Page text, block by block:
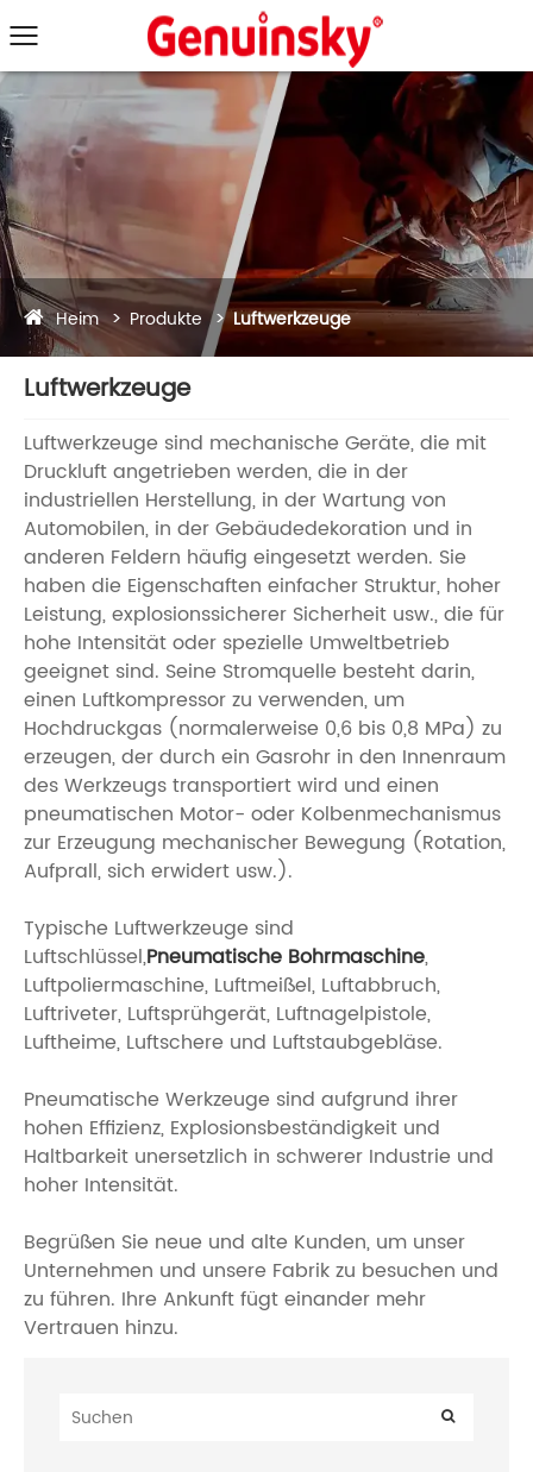
Heim Produkte Luftwerkzeuge
Luftwerkzeuge
Luftwerkzeuge sind mechanische Geräte, die mit
Druckluft angetrieben werden, die in der
industriellen Herstellung, in der Wartung von
Automobilen, in der Gebäudedekoration und in
anderen Feldern häufig eingesetzt werden. Sie
haben die Eigenschaften einfacher Struktur, hoher
Leistung, explosionssicherer Sicherheit usw., die für
hohe Intensität oder spezielle Umweltbetrieb
geeignet sind. Seine Stromquelle besteht darin,
einen Luftkompressor zu verwenden, um
Hochdruckgas (normalerweise 0,6 bis 0,8 MPa) zu
erzeugen, der durch ein Gasrohr in den Innenraum
des Werkzeugs transportiert wird und einen
pneumatischen Motor- oder Kolbenmechanismus
zur Erzeugung mechanischer Bewegung (Rotation,
Aufprall, sich erwidert usw.).
Typische Luftwerkzeuge sind
Luftschlüssel,Pneumatische Bohrmaschine,
Luftpoliermaschine, Luftmeißel, Luftabbruch,
Luftriveter, Luftsprühgerät, Luftnagelpistole,
Luftheime, Luftschere und Luftstaubgebläse.
Pneumatische Werkzeuge sind aufgrund ihrer
hohen Effizienz, Explosionsbeständigkeit und
Haltbarkeit unersetzlich in schwerer Industrie und
hoher Intensität.
Begrüßen Sie neue und alte Kunden, um unser
Unternehmen und unsere Fabrik zu besuchen und
zu führen. Ihre Ankunft fügt einander mehr
Vertrauen hinzu.